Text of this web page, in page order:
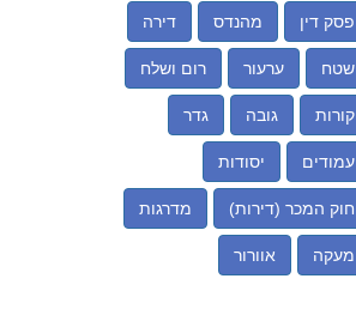
פסק דין מהנדס דירה
שטח ערעור רום ושלח
קורות גובה גדר
עמודים יסודות
חוק המכר (דירות) מדרגות
מעקה אוורור